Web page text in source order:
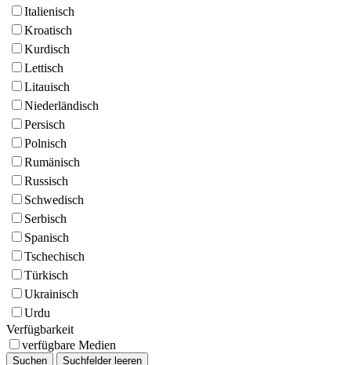
Italienisch
Kroatisch
Kurdisch
Lettisch
Litauisch
Niederländisch
Persisch
Polnisch
Rumänisch
Russisch
Schwedisch
Serbisch
Spanisch
Tschechisch
Türkisch
Ukrainisch
Urdu
Verfügbarkeit
verfügbare Medien